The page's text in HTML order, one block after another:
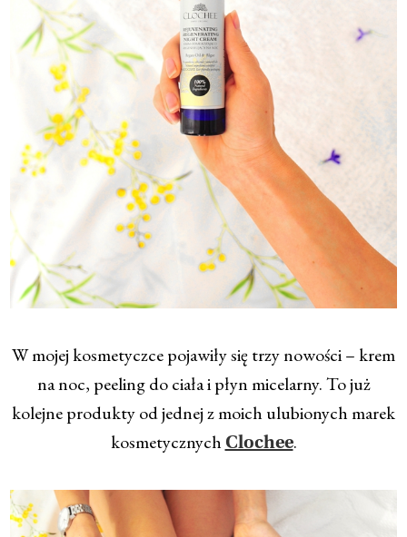
W mojej kosmetyczce pojawiły się trzy nowości – krem
na noc, peeling do ciała i płyn micelarny. To już
kolejne produkty od jednej z moich ulubionych marek
kosmetycznych Clochee.